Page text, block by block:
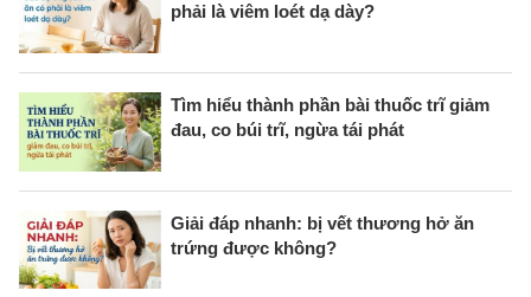
phải là viêm loét dạ dày?
Tìm hiểu thành phần bài thuốc trĩ giảm
đau, co búi trĩ, ngừa tái phát
Giải đáp nhanh: bị vết thương hở ăn
trứng được không?